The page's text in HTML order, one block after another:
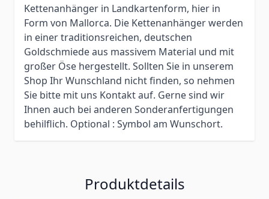
Kettenanhänger in Landkartenform, hier in
Form von Mallorca. Die Kettenanhänger werden
in einer traditionsreichen, deutschen
Goldschmiede aus massivem Material und mit
großer Öse hergestellt. Sollten Sie in unserem
Shop Ihr Wunschland nicht finden, so nehmen
Sie bitte mit uns Kontakt auf. Gerne sind wir
Ihnen auch bei anderen Sonderanfertigungen
behilflich. Optional : Symbol am Wunschort.
Produktdetails